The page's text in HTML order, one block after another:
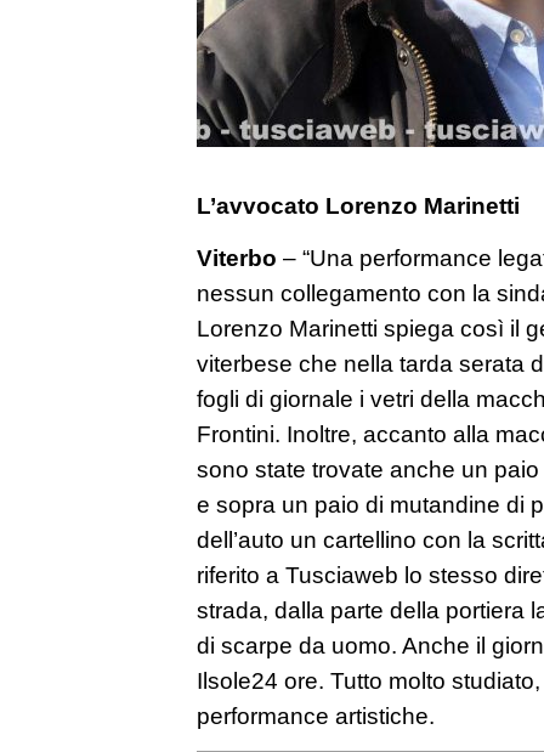
L’avvocato Lorenzo Marinetti
Viterbo – “Una performance
nessun collegamento con la
Lorenzo Marinetti spiega così il
viterbese che nella tarda serata
fogli di giornale i vetri della
Frontini. Inoltre, accanto alla
sono state trovate anche un
e sopra un paio di mutandine di
dell’auto un cartellino con la
riferito a Tusciaweb lo stesso
strada, dalla parte della portiera
di scarpe da uomo. Anche il
Ilsole24 ore. Tutto molto
performance artistiche.